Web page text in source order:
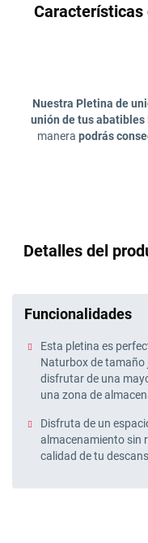
Características
Nuestra Pletina de
unión de tus
manera podrás
Detalles del
Funcionalidades
Esta pletina es
Naturbox de tamaño
disfrutar de una
una zona de
Disfruta de un
almacenamiento sin
calidad de tu